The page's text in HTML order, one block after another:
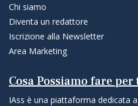
Chi siamo
Diventa un redattore
Iscrizione alla Newsletter
Area Marketing
Cosa Possiamo fare per
IAss è una piattaforma dedicata